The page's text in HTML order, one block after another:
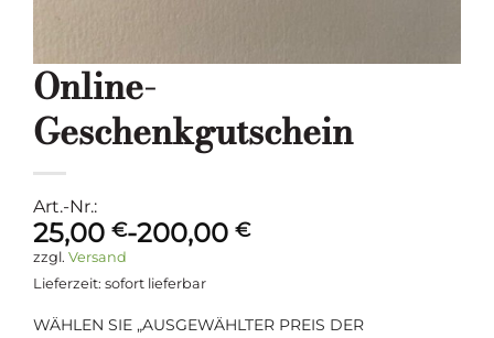
Online-
Geschenkgutschein
Art.-Nr.:
25,00 €-200,00 €
zzgl. Versand
Lieferzeit: sofort lieferbar
WÄHLEN SIE „AUSGEWÄHLTER PREIS DER